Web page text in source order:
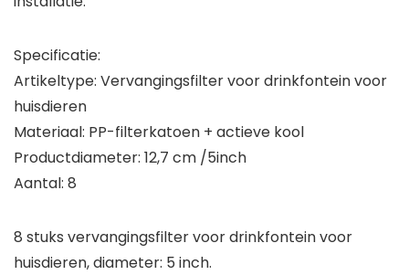
Specificatie:
Artikeltype: Vervangingsfilter voor drinkfontein voor
huisdieren
Materiaal: PP-filterkatoen + actieve kool
Productdiameter: 12,7 cm /5inch
Aantal: 8
8 stuks vervangingsfilter voor drinkfontein voor
huisdieren, diameter: 5 inch.